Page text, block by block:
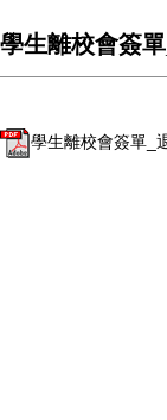
學生離校會簽
學生離校會簽單_